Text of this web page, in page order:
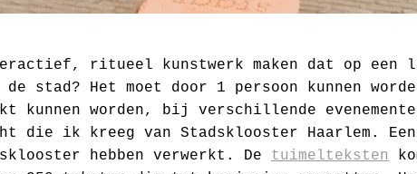
ritueel kunstwerk maken dat op een
stad? Het moet door 1 persoon kunnen
kunnen worden, bij verschillende
die ik kreeg van Stadsklooster Haarlem.
hebben verwerkt. De tuimelteksten